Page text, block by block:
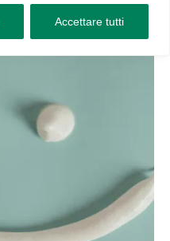
Accettare tutti